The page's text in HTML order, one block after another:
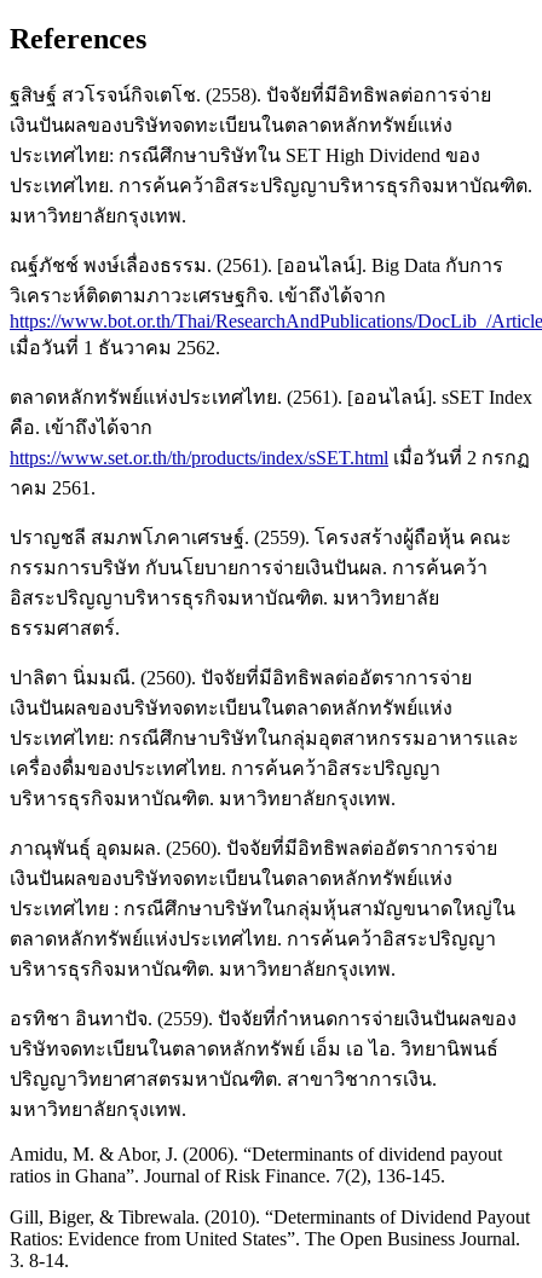
References
ฐสิษฐ์ สวโรจน์กิจเตโช. (2558). ปัจจัยที่มีอิทธิพลต่อการจ่าย
เงินปันผลของบริษัทจดทะเบียนในตลาดหลักทรัพย์แห่ง
ประเทศไทย: กรณีศึกษาบริษัทใน SET High Dividend ของ
ประเทศไทย. การค้นคว้าอิสระปริญญาบริหารธุรกิจมหาบัณฑิต.
มหาวิทยาลัยกรุงเทพ.
ณฐ์ภัชช์ พงษ์เลื่องธรรม. (2561). [ออนไลน์]. Big Data กับการ
วิเคราะห์ติดตามภาวะเศรษฐกิจ. เข้าถึงได้จาก
https://www.bot.or.th/Thai/ResearchAndPublications/DocLib_/
เมื่อวันที่ 1 ธันวาคม 2562.
ตลาดหลักทรัพย์แห่งประเทศไทย. (2561). [ออนไลน์]. sSET Index
คือ. เข้าถึงได้จาก
https://www.set.or.th/th/products/index/sSET.html เมื่อวันที่ 2 กรกฏ
าคม 2561.
ปราญชลี สมภพโภคาเศรษฐ์. (2559). โครงสร้างผู้ถือหุ้น คณะ
กรรมการบริษัท กับนโยบายการจ่ายเงินปันผล. การค้นคว้า
อิสระปริญญาบริหารธุรกิจมหาบัณฑิต. มหาวิทยาลัย
ธรรมศาสตร์.
ปาลิตา นิ่มมณี. (2560). ปัจจัยที่มีอิทธิพลต่ออัตราการจ่าย
เงินปันผลของบริษัทจดทะเบียนในตลาดหลักทรัพย์แห่ง
ประเทศไทย: กรณีศึกษาบริษัทในกลุ่มอุตสาหกรรมอาหารและ
เครื่องดื่มของประเทศไทย. การค้นคว้าอิสระปริญญา
บริหารธุรกิจมหาบัณฑิต. มหาวิทยาลัยกรุงเทพ.
ภาณุพันธุ์ อุดมผล. (2560). ปัจจัยที่มีอิทธิพลต่ออัตราการจ่าย
เงินปันผลของบริษัทจดทะเบียนในตลาดหลักทรัพย์แห่ง
ประเทศไทย : กรณีศึกษาบริษัทในกลุ่มหุ้นสามัญขนาดใหญ่ใน
ตลาดหลักทรัพย์แห่งประเทศไทย. การค้นคว้าอิสระปริญญา
บริหารธุรกิจมหาบัณฑิต. มหาวิทยาลัยกรุงเทพ.
อรทิชา อินทาปัจ. (2559). ปัจจัยที่กำหนดการจ่ายเงินปันผลของ
บริษัทจดทะเบียนในตลาดหลักทรัพย์ เอ็ม เอ ไอ. วิทยานิพนธ์
ปริญญาวิทยาศาสตรมหาบัณฑิต. สาขาวิชาการเงิน.
มหาวิทยาลัยกรุงเทพ.
Amidu, M. & Abor, J. (2006). “Determinants of dividend payout
ratios in Ghana”. Journal of Risk Finance. 7(2), 136-145.
Gill, Biger, & Tibrewala. (2010). “Determinants of Dividend Payout
Ratios: Evidence from United States”. The Open Business Journal.
3. 8-14.